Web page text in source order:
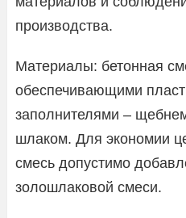
производства.
Материалы: бетонная
обеспечивающими
заполнителями –
шлаком. Для экономии
смесь допустимо
золошлаковой смеси.